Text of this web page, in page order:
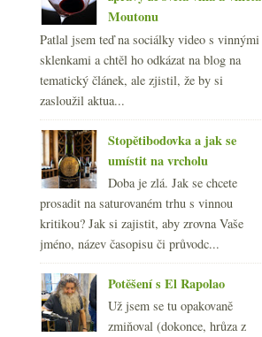
Moutonu
Patlal jsem teď na sociálky video s vinnými
sklenkami a chtěl ho odkázat na blog na
tematický článek, ale zjistil, že by si
zasloužil aktua...
Stopětibodovka a jak se
umístit na vrcholu
Doba je zlá. Jak se chcete
prosadit na saturovaném trhu s vinnou
kritikou? Jak si zajistit, aby zrovna Vaše
jméno, název časopisu či průvodc...
Potěšení s El Rapolao
Už jsem se tu opakovaně
zmiňoval (dokonce, hrůza z